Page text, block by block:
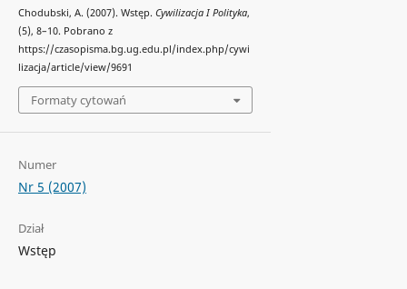
Chodubski, A. (2007). Wstęp. Cywilizacja I Polityka,
(5), 8–10. Pobrano z
https://czasopisma.bg.ug.edu.pl/index.php/cywi
lizacja/article/view/9691
Formaty cytowań
Numer
Nr 5 (2007)
Dział
Wstęp